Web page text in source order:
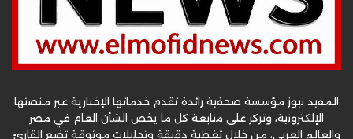
المفيد نيوز مؤسسة صحفية رائدة تقدم خدماتها الإخبارية عبر منصتها
الإلكترونية، وتركز على متابعة كل ما يخص الشأن العام في مصر
والعالم العربي، من خلال تغطية دقيقة وتحليلات موثوقة تضع القارئ